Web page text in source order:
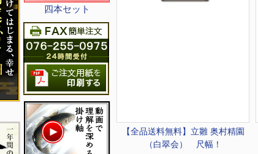
四本セット
【全品送料無料】 立雛 奥村精園
（白翠会） 尺幅！